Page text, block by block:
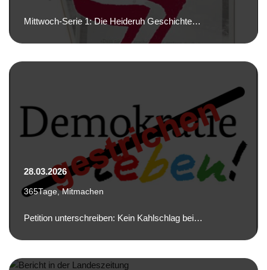
Mittwoch-Serie 1: Die Heideruh Geschichte…
28.03.2026
365Tage,Mitmachen
Petition unterschreiben: Kein Kahlschlag bei…